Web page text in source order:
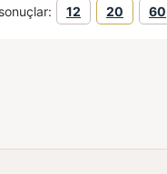
12 20 60